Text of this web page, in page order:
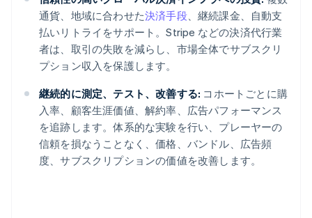
通貨、地域に合わせた決済手段、継続課金、自動支
払いリトライをサポート。Stripe などの決済代行業
者は、取引の失敗を減らし、市場全体でサブスクリ
プション収入を保護します。
継続的に測定、テスト、改善する: コホートごとに購
入率、顧客生涯価値、解約率、広告パフォーマンス
を追跡します。体系的な実験を行い、プレーヤーの
信頼を損なうことなく、価格、バンドル、広告頻
度、サブスクリプションの価値を改善します。